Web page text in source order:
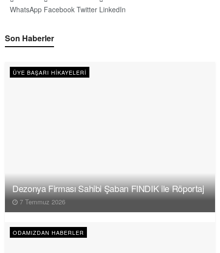
WhatsApp Facebook Twitter LinkedIn
Son Haberler
ÜYE BAŞARI HIKAYELERI
Dezonya Firması Sahibi Şaban FINDIK ile Röportaj
7 Temmuz 2026
ODAMIZDAN HABERLER